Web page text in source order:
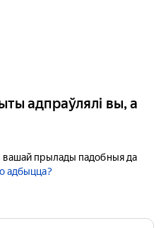
адпраўлялі вы, а
вашай прылады падобныя да
адбыцца?